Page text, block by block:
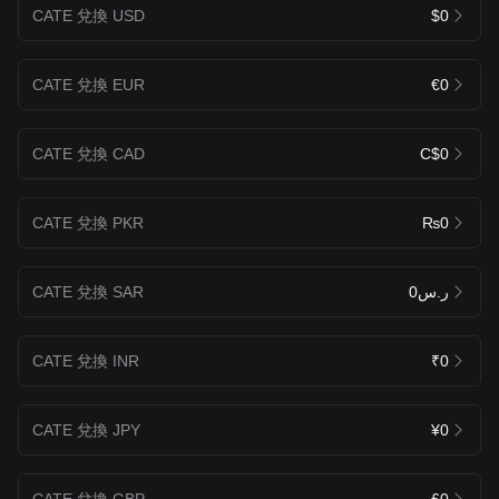
CATE 兌換 USD $0
CATE 兌換 EUR €0
CATE 兌換 CAD C$0
CATE 兌換 PKR ₨0
CATE 兌換 SAR ر.س0
CATE 兌換 INR ₹0
CATE 兌換 JPY ¥0